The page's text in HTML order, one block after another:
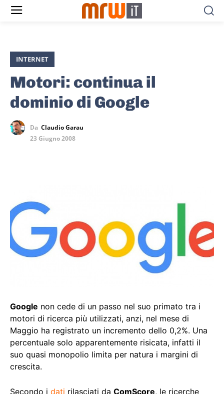
INTERNET
Motori: continua il
dominio di Google
Da Claudio Garau
23 Giugno 2008
Google non cede di un passo nel suo primato tra i
motori di ricerca più utilizzati, anzi, nel mese di
Maggio ha registrato un incremento dello 0,2%. Una
percentuale solo apparentemente risicata, infatti il
suo quasi monopolio limita per natura i margini di
crescita.
Secondo i dati rilasciati da ComScore, le ricerche